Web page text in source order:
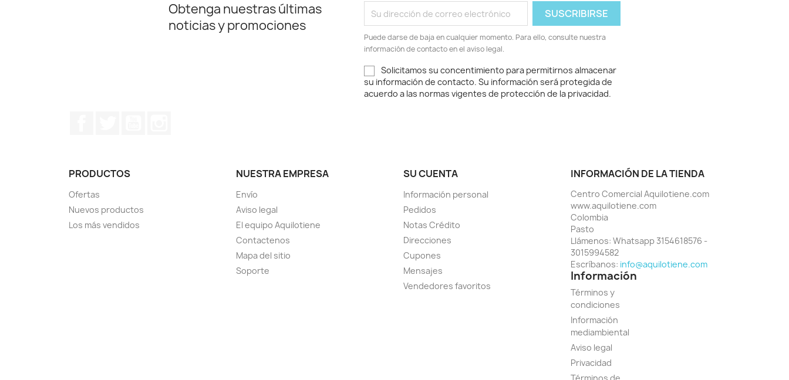
Obtenga nuestras últimas
noticias y promociones
Puede darse de baja en cualquier momento. Para ello, consulte nuestra
información de contacto en el aviso legal.
Solicitamos su concentimiento para permitirnos almacenar
su información de contacto. Su información será protegida de
acuerdo a las normas vigentes de protección de la privacidad.
PRODUCTOS
Ofertas
Nuevos productos
Los más vendidos
NUESTRA EMPRESA
Envío
Aviso legal
El equipo Aquilotiene
Contactenos
Mapa del sitio
Soporte
SU CUENTA
Información personal
Pedidos
Notas Crédito
Direcciones
Cupones
Mensajes
Vendedores favoritos
INFORMACIÓN DE LA TIENDA
Centro Comercial Aquilotiene.com
www.aquilotiene.com
Colombia
Pasto
Llámenos: Whatsapp 3154618576 -
3015994582
Escríbanos: info@aquilotiene.com
Información
Términos y
condiciones
Información
mediambiental
Aviso legal
Privacidad